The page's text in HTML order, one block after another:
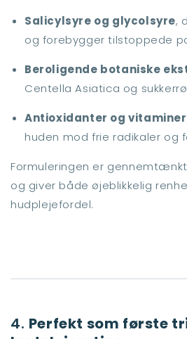
Salicylsyre og glycolsyre,
og forebygger tilstoppede
Beroligende botaniske
Centella Asiatica og
Antioxidanter og vitaminer
huden mod frie radikaler og
Formuleringen er
og giver både øjeblikkelig
hudplejefordel.
4. Perfekt som første